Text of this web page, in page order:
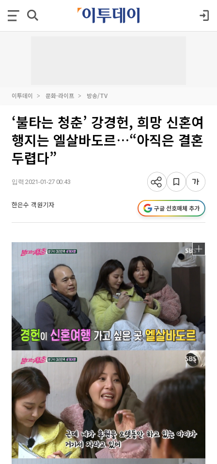
이투데이 문화·라이프 방송/TV
‘불타는 청춘’ 강경헌, 희망 신혼여
행지는 엘살바도르…“아직은 결혼
두렵다”
입력 2021-01-27 00:43
한은수 객원기자 구글 선호매체 추가